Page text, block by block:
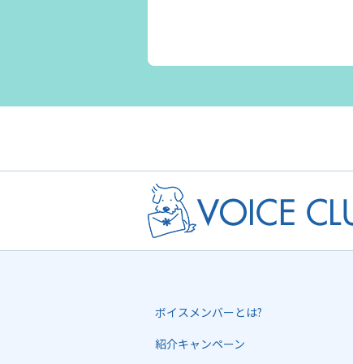
ボイスメンバーとは?
紹介キャンペーン